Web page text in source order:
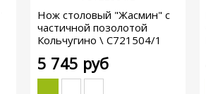
Нож столовый "Жасмин" с
частичной позолотой
Кольчугино \ С721504/1
5 745 руб